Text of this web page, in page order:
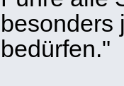
besonders
bedürfen."